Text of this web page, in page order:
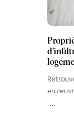
en
un
...